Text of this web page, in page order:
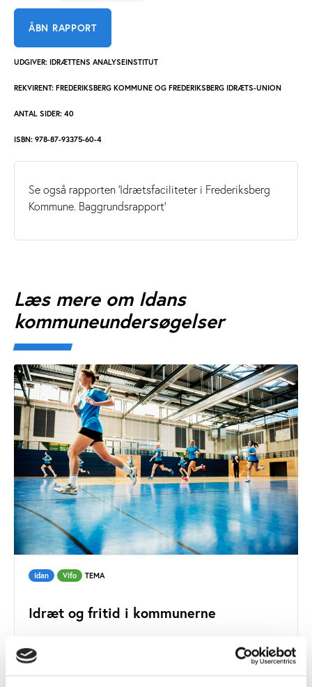
ÅBN RAPPORT
UDGIVER: IDRÆTTENS ANALYSEINSTITUT
REKVIRENT: FREDERIKSBERG KOMMUNE OG FREDERIKSBERG IDRÆTS-UNION
ANTAL SIDER: 40
ISBN: 978-87-93375-60-4
Se også rapporten 'Idrætsfaciliteter i Frederiksberg
Kommune. Baggrundsrapport'
Læs mere om Idans
kommuneundersøgelser
Idan Vifo TEMA
Idræt og fritid i kommunerne